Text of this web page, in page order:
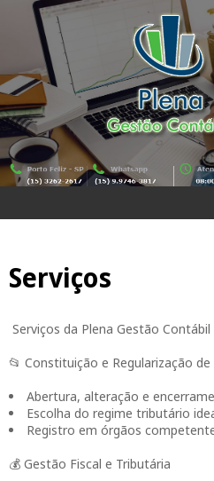
Serviços
Serviços da Plena Gestão Contábil
📂 Constituição e Regularização de
Abertura, alteração e
Escolha do regime tributário
Registro em órgãos
💰 Gestão Fiscal e Tributária